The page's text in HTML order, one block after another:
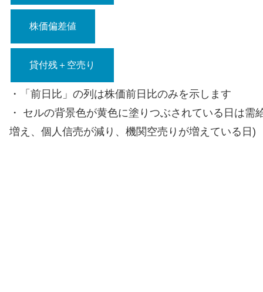
株価偏差値
貸付残＋空売り
・「前日比」の列は株価前日比のみを示します
・ セルの背景色が黄色に塗りつぶされている日は
増え、個人信売が減り、機関空売りが増えている日)